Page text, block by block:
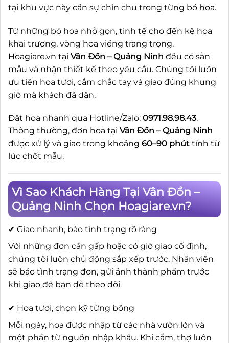
tại khu vực này cần sự chỉn chu trong từng bó hoa.
Từ những bó hoa nhỏ gọn, tinh tế cho đến kệ hoa
khai trương, vòng hoa viếng trang trọng,
Hoagiare.vn tại Vân Đồn – Quảng Ninh đều có sẵn
mẫu và nhận thiết kế theo yêu cầu. Chúng tôi luôn
ưu tiên hoa tươi, cắm chắc tay và giao đúng khung
giờ mà khách đã dặn.
Đặt hoa nhanh qua Hotline/Zalo: 0971.98.98.43.
Thông thường, đơn hoa tại Vân Đồn – Quảng Ninh
được xử lý và giao trong khoảng 60–90 phút tính từ
lúc chốt mẫu.
Vì Sao Khách Hàng Tại Vân Đồn –
Quảng Ninh Chọn Hoagiare.vn?
✔ Giao nhanh, báo tình trạng rõ ràng
Với những đơn cần gấp hoặc có giờ giao cố định,
chúng tôi luôn chủ động sắp xếp trước. Nhân viên
sẽ báo tình trạng đơn, gửi ảnh thành phẩm trước
khi giao để bạn dễ theo dõi.
✔ Hoa tươi, chọn kỹ từng bông
Mỗi ngày, hoa được nhập từ các nhà vườn lớn và
một phần từ nguồn nhập khẩu. Khi cắm, thợ luôn